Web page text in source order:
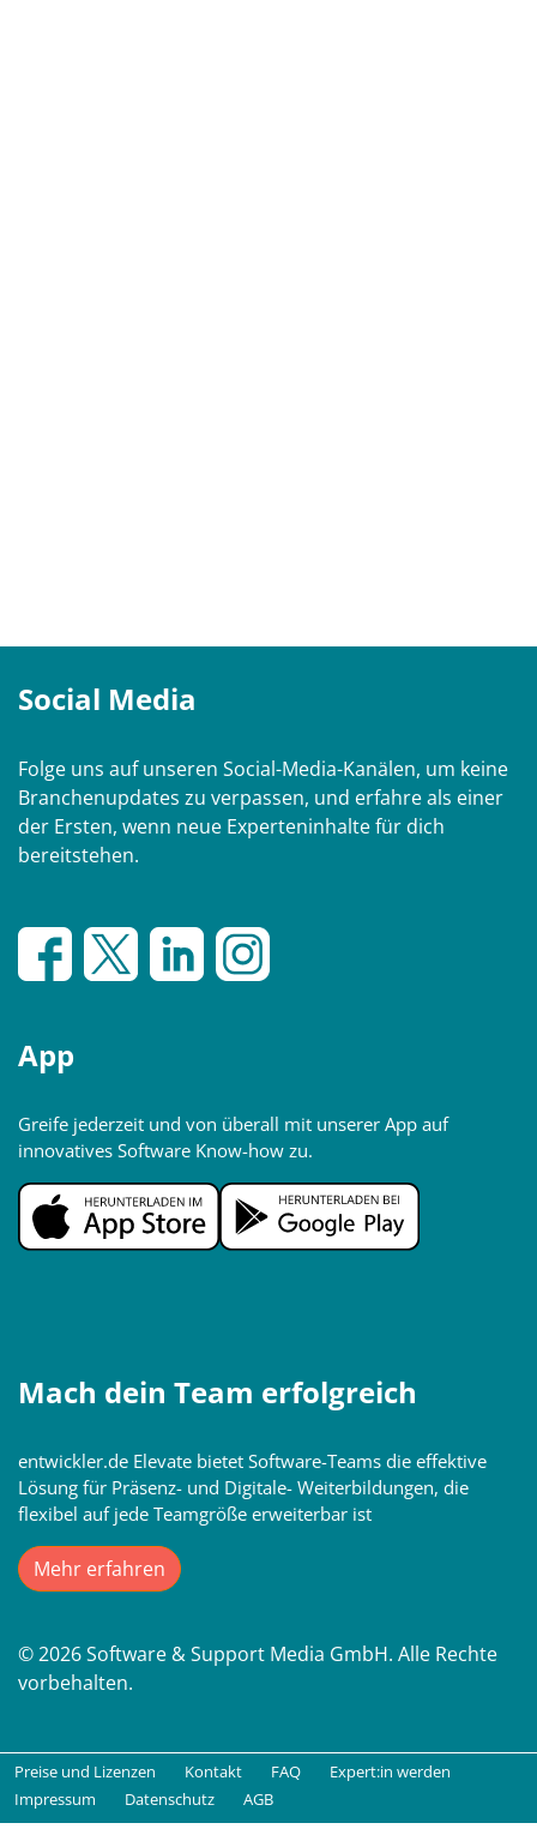
Social Media
Folge uns auf unseren Social-Media-Kanälen, um keine
Branchenupdates zu verpassen, und erfahre als einer
der Ersten, wenn neue Experteninhalte für dich
bereitstehen.
App
Greife jederzeit und von überall mit unserer App auf
innovatives Software Know-how zu.
Mach dein Team erfolgreich
entwickler.de Elevate bietet Software-Teams die effektive
Lösung für Präsenz- und Digitale- Weiterbildungen, die
flexibel auf jede Teamgröße erweiterbar ist
Mehr erfahren
© 2026 Software & Support Media GmbH. Alle Rechte
vorbehalten.
Preise und Lizenzen Kontakt FAQ
Expert:in werden
Impressum
Datenschutz AGB